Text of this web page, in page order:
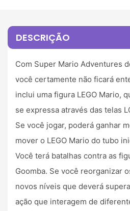
DESCRIÇÃO
Com Super Mario Adventures
você certamente não ficará
inclui uma figura LEGO Mario,
se expressa através das telas
Se você jogar, poderá ganhar
mover o LEGO Mario do tubo
Você terá batalhas contra as
Goomba. Se você reorganizar
novos níveis que deverá
ação que interagem de